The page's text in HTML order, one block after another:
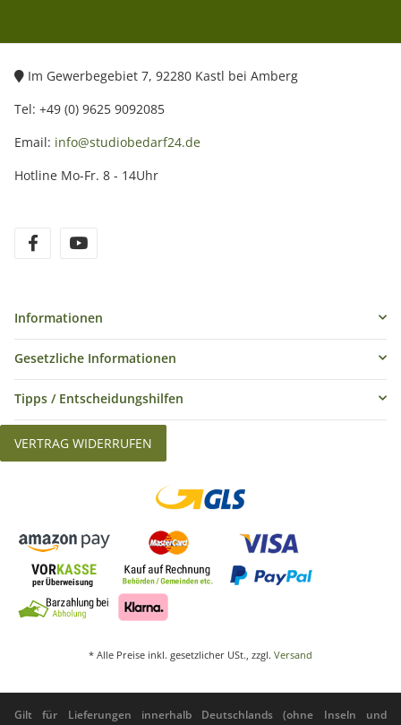
Im Gewerbegebiet 7, 92280 Kastl bei Amberg
Tel: +49 (0) 9625 9092085
Email: info@studiobedarf24.de
Hotline Mo-Fr. 8 - 14Uhr
Informationen
Gesetzliche Informationen
Tipps / Entscheidungshilfen
VERTRAG WIDERRUFEN
* Alle Preise inkl. gesetzlicher USt., zzgl. Versand
Gilt für Lieferungen innerhalb Deutschlands (ohne Inseln und